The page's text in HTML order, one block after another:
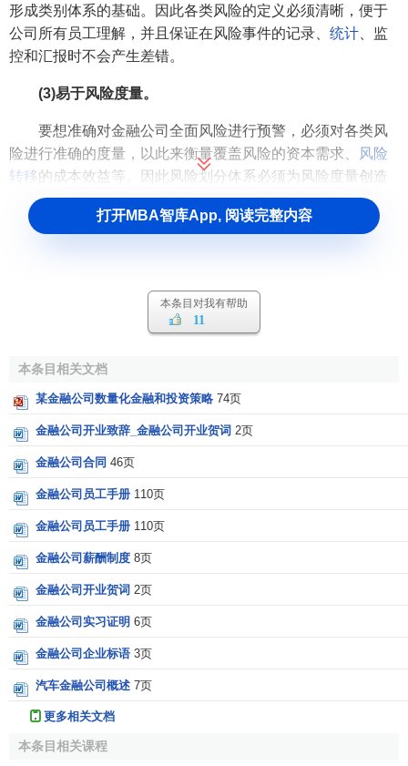
形成类别体系的基础。因此各类风险的定义必须清晰，便于
公司所有员工理解，并且保证在风险事件的记录、 统计 、监
控和汇报时不会产生差错。
(3)易于风险度量。
要想准确对金融公司全面风险进行预警，必须对各类风
险进行准确的度量，以此来衡量覆盖风险的资本需求、
风险
转移的成本效益等。因此风险划分体系必须为风险度量创造
有利条件。
(4)易于风险监管与控制。
险的数理表现特征来划分风险虽然可能满足度量要求，但是
风险控制措施可能没有贡献。因此，金
管的要求，以便根据风险状况采取风险控制和转移措施，使
(5)与主流金融业风险划分体系相容。
为适应国际金融业多元化、
发展趋势，各类金融公司要建立符合主流标准的现代风险划
分体系。
金融公司全面风险识别层次
(1)公司层面的风险识别系统设计。
现，能够识别这些因素，决定了公司全面风险管理的成败。
一是是从外部专家处获得有关公司层面的风险意见。公司可
从法律顾问、外部审计师、各类金融评级机构等专业机构获
的事项包括：汇率风险
打开MBA智库App, 阅读完整内容
本条目对我有帮助
11
本条目相关文档
某金融公司数量化金融和投资策略 74页
金融公司开业致辞_金融公司开业贺词 2页
金融公司合同 46页
金融公司员工手册 110页
金融公司员工手册 110页
金融公司薪酬制度 8页
金融公司开业贺词 2页
金融公司实习证明 6页
金融公司企业标语 3页
汽车金融公司概述 7页
更多相关文档
本条目相关课程